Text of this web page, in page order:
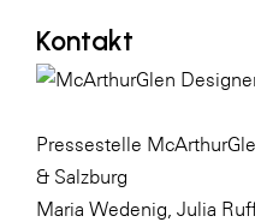
Kontakt
Pressestelle
& Salzburg
Maria Wedenig, Julia